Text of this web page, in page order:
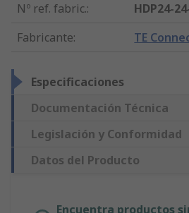
Nº ref. fabric.:
HDP24-
Fabricante: TE
Especificaciones
Documentación Técnica
Legislación y Conformidad
Datos del Producto
Encuentra productos